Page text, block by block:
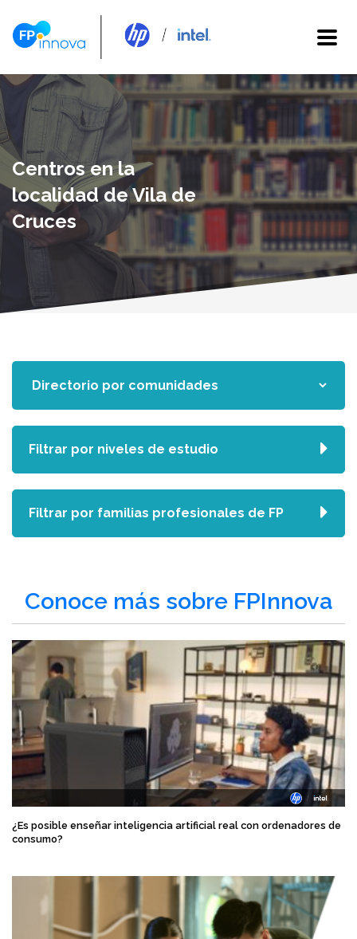
Centros en la
localidad de Vila de
Cruces
Conoce más sobre FPInnova
¿Es posible enseñar inteligencia artificial real con ordenadores de
consumo?
Filtrar por niveles de estudio
Filtrar por familias profesionales de FP